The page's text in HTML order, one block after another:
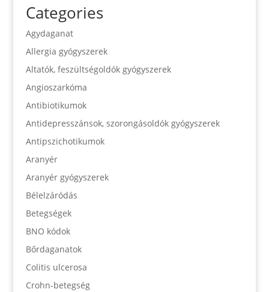
Categories
Agydaganat
Allergia gyógyszerek
Altatók, feszültségoldók gyógyszerek
Angioszarkóma
Antibiotikumok
Antidepresszánsok, szorongásoldók gyógyszerek
Antipszichotikumok
Aranyér
Aranyér gyógyszerek
Bélelzáródás
Betegségek
BNO kódok
Bőrdaganatok
Colitis ulcerosa
Crohn-betegség